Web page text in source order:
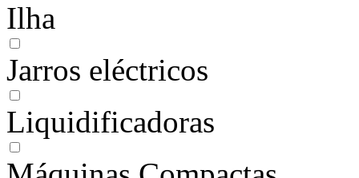
Ilha
Jarros eléctricos
Liquidificadoras